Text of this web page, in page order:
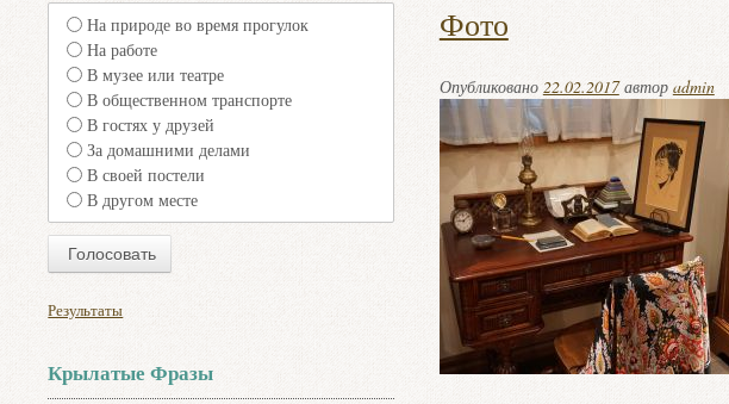
Фото
Опубликовано 22.02.2017автор admin
На природе во время прогулок
На работе
В музее или театре
В общественном транспорте
В гостях у друзей
За домашними делами
В своей постели
В другом месте
Результаты
Крылатые Фразы